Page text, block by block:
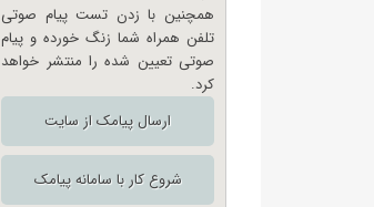
همچنین با زدن تست پیام صوتی
تلفن همراه شما زنگ خورده و پیام
صوتی تعیین شده را منتشر خواهد
کرد.
ارسال پیامک از سایت
شروع کار با سامانه پیامک